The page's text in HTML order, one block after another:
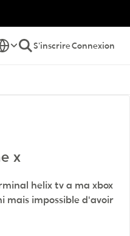
S'inscrireConnexion
x
helix tv a ma xbox
mais impossible d'avoir